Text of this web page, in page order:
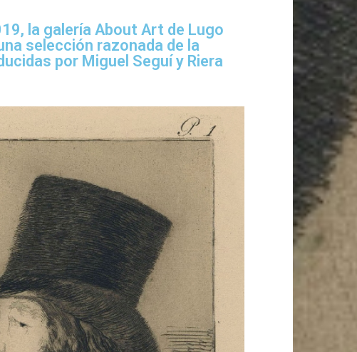
la galería About Art de Lugo
selección razonada de la
por Miguel Seguí y Riera